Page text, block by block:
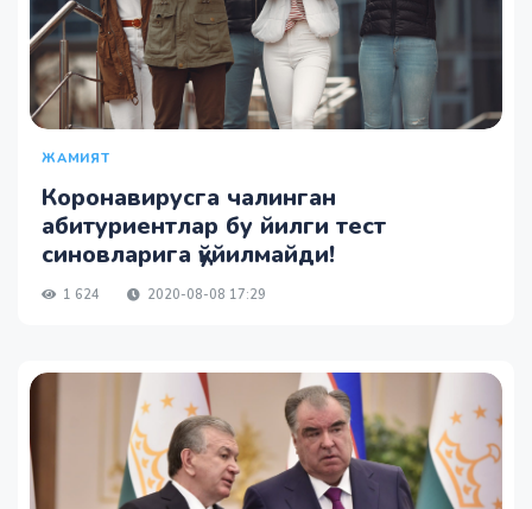
ЖАМИЯТ
Коронавирусга чалинган
абитуриентлар бу йилги тест
синовларига қўйилмайди!
1 624 2020-08-08 17:29